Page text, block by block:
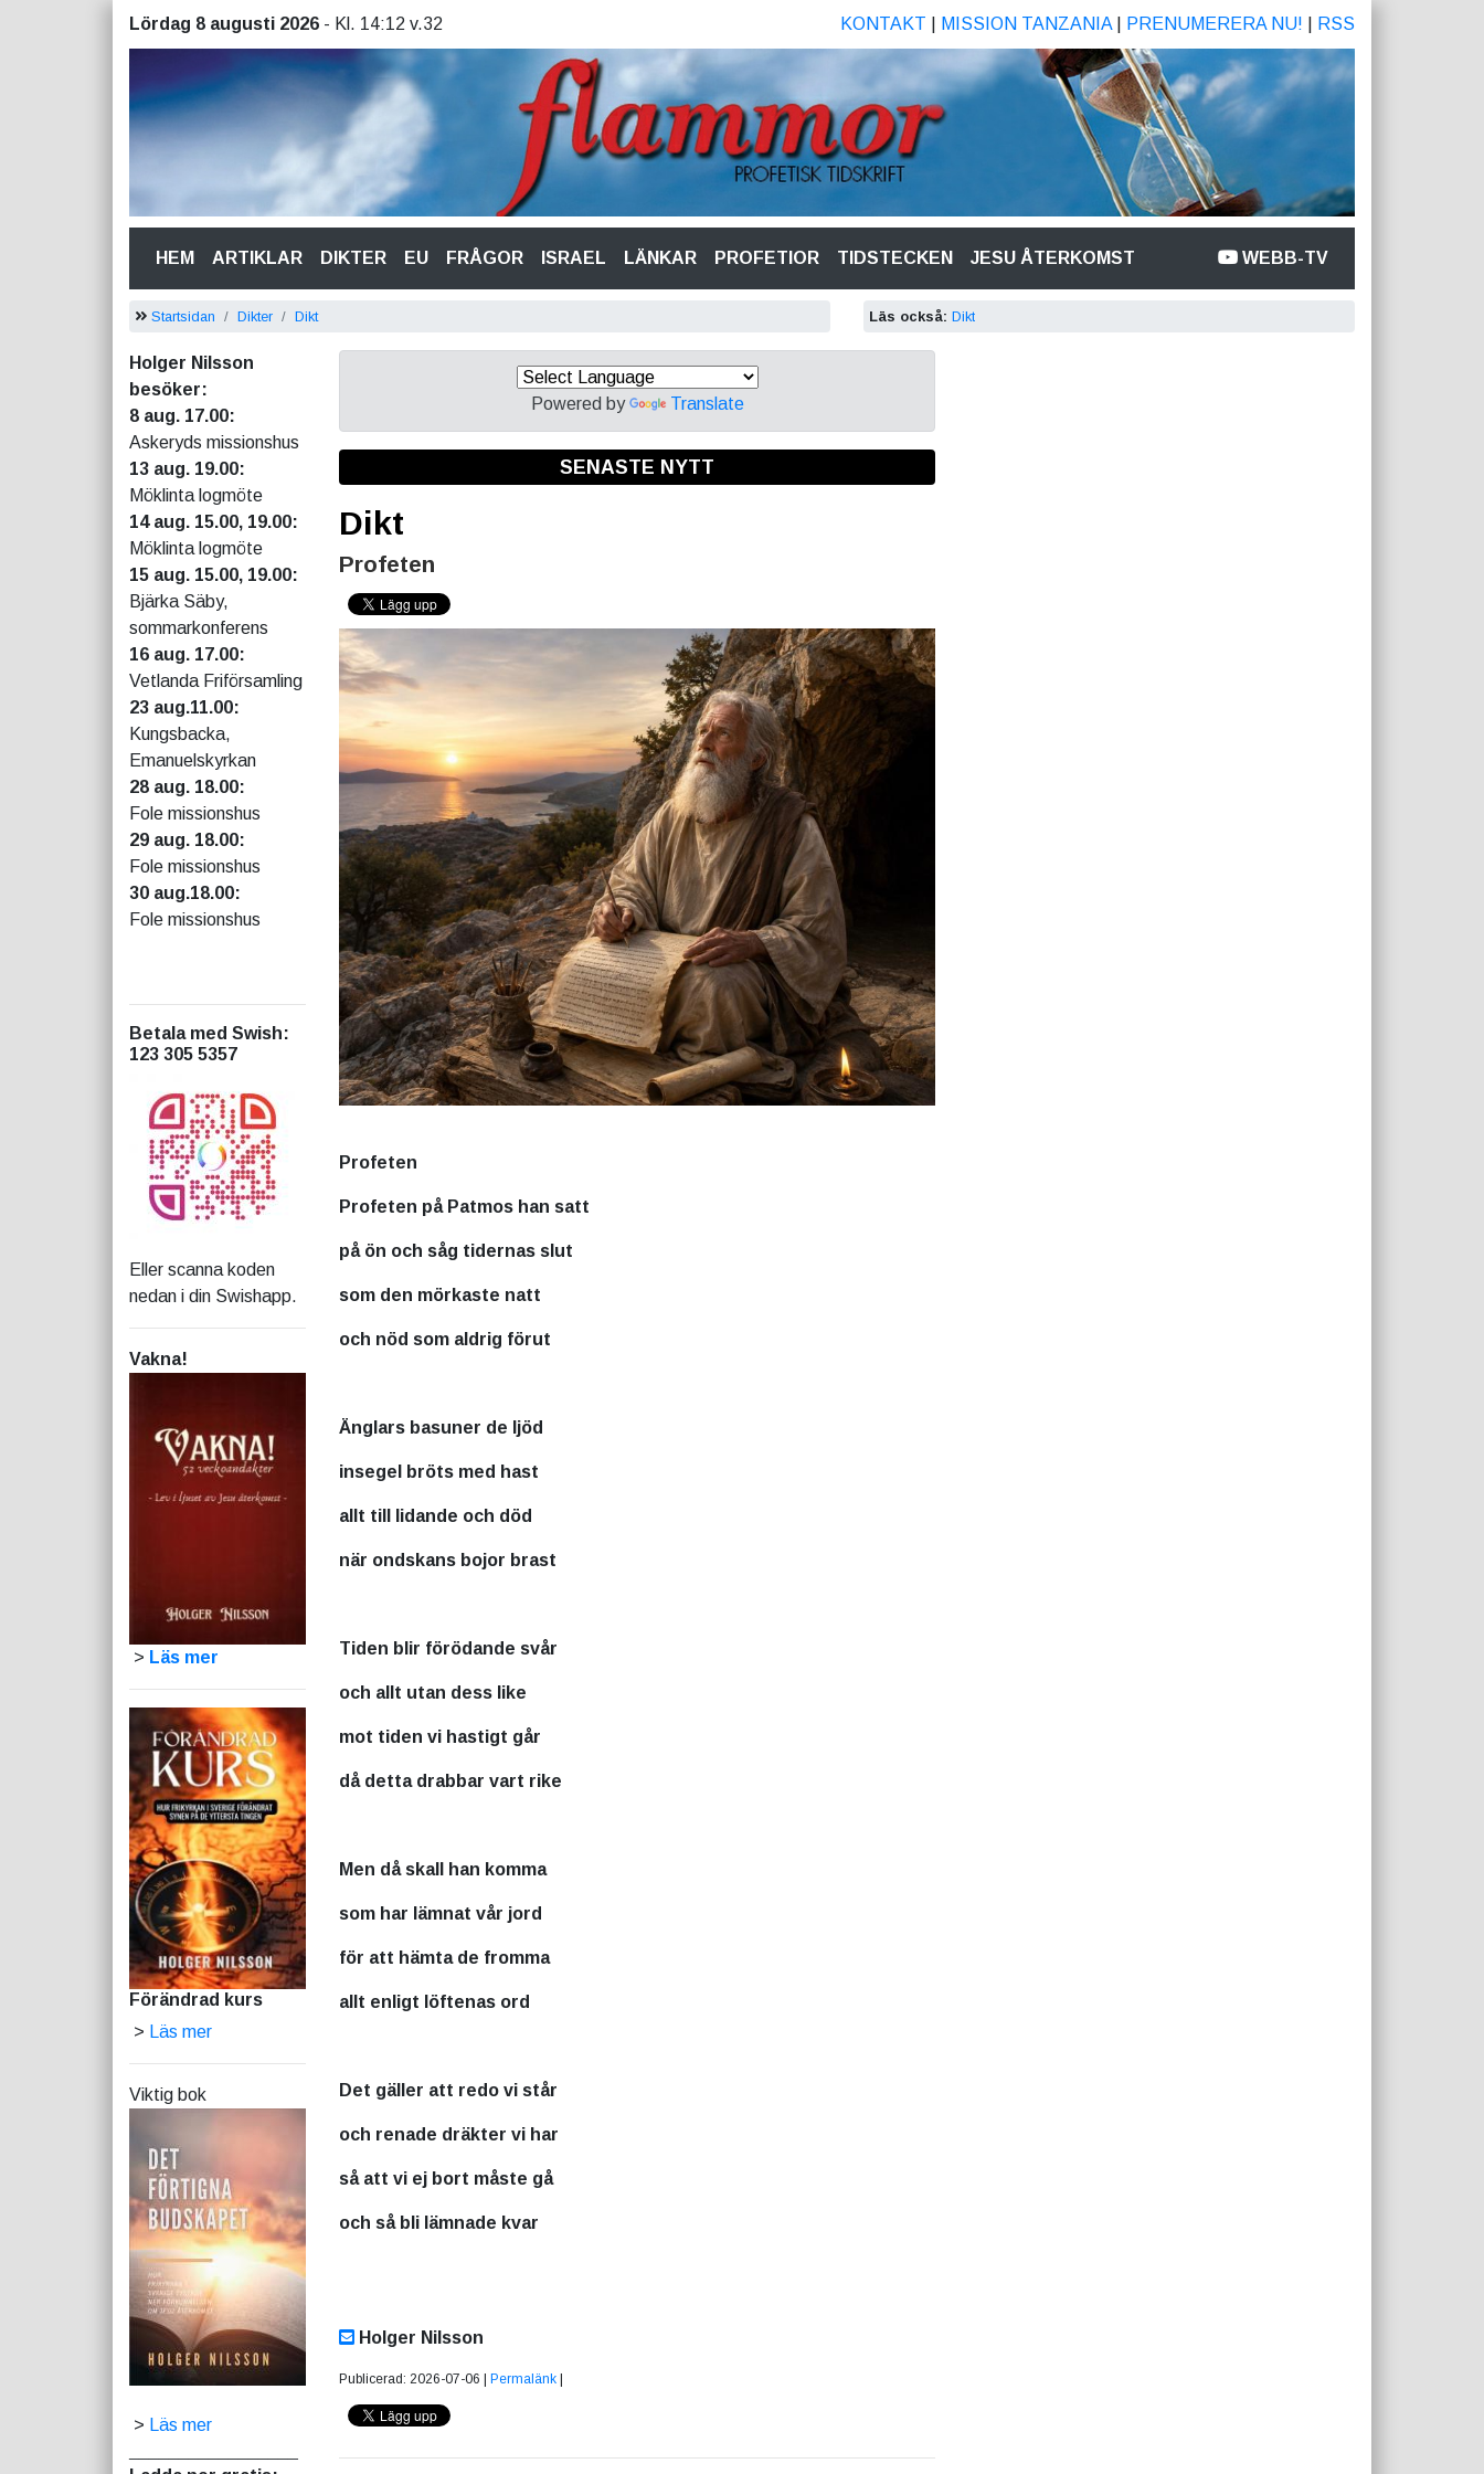
Lördag 8 augusti 2026 - Kl. 14:12 v.32 KONTAKT MISSION TANZANIA| PRENUMERERA NU! RSS
HEM(CURRENT)
ARTIKLAR DIKTER EU FRÅGOR ISRAEL LÄNKAR PROFETIOR TIDSTECKEN JESU ÅTERKOMST WEBB-TV
Startsidan Dikter Dikt Läs också: Dikt
Holger Nilsson
besöker:
8 aug. 17.00:
Askeryds missionshus
13 aug. 19.00:
Möklinta logmöte
14 aug. 15.00, 19.00:
Möklinta logmöte
15 aug. 15.00, 19.00:
Bjärka Säby,
sommarkonferens
16 aug. 17.00:
Vetlanda Friförsamling
23 aug.11.00:
Kungsbacka,
Emanuelskyrkan
28 aug. 18.00:
Fole missionshus
29 aug. 18.00:
Fole missionshus
30 aug.18.00:
Fole missionshus
Betala med Swish:
123 305 5357
Eller scanna koden
nedan i din Swishapp.
Vakna!
> Läs mer
Förändrad kurs
> Läs mer
Viktig bok
> Läs mer
Powered by Translate
SENASTE NYTT
Dikt
Profeten
Profeten
Profeten på Patmos han satt
på ön och såg tidernas slut
som den mörkaste natt
och nöd som aldrig förut
Änglars basuner de ljöd
insegel bröts med hast
allt till lidande och död
när ondskans bojor brast
Tiden blir förödande svår
och allt utan dess like
mot tiden vi hastigt går
då detta drabbar vart rike
Men då skall han komma
som har lämnat vår jord
för att hämta de fromma
allt enligt löftenas ord
Det gäller att redo vi står
och renade dräkter vi har
så att vi ej bort måste gå
och så bli lämnade kvar
Holger Nilsson
Publicerad: 2026-07-06 | Permalänk